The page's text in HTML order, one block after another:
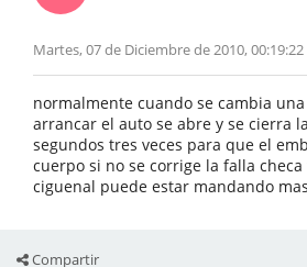
Martes, 07 de Diciembre de 2010, 00:19:22
normalmente cuando se cambia
arrancar el auto se abre y se cierra
segundos tres veces para que el
cuerpo si no se corrige la falla
ciguenal puede estar mandando
Compartir